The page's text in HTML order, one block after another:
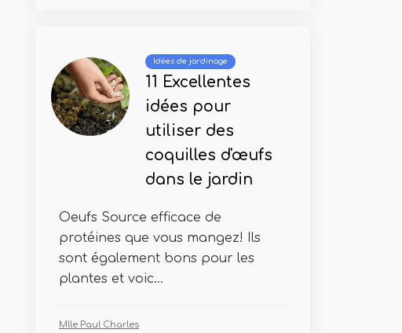
Idées de jardinage
11 Excellentes
idées pour
utiliser des
coquilles d'œufs
dans le jardin
Oeufs Source efficace de
protéines que vous mangez! Ils
sont également bons pour les
plantes et voic...
Mlle Paul Charles